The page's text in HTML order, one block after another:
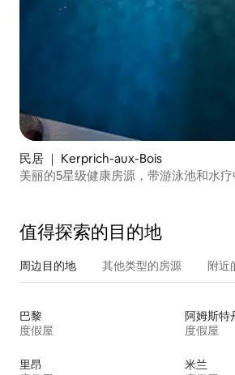
民居 ｜ Kerprich-aux-Bois
美丽的5星级健康房源，带游泳池和水
值得探索的目的地
周边目的地 其他类型的房源 附近
巴黎
度假屋
阿姆斯特
度假屋
里昂
米兰